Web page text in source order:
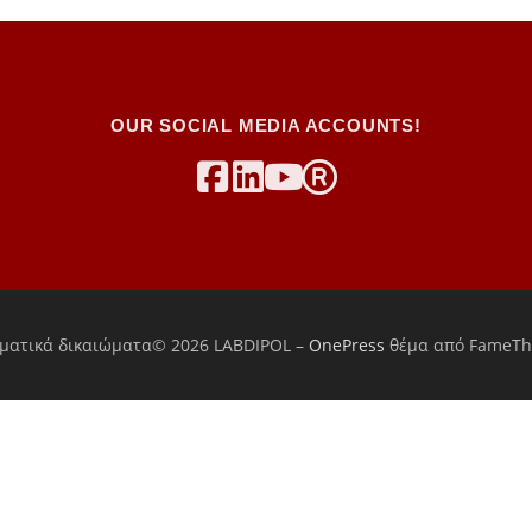
OUR SOCIAL MEDIA ACCOUNTS!
δικαιώματα© 2026 LABDIPOL – OnePress θέμα από